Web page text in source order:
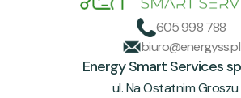
605 998 788
biuro@energyss.pl
Energy Smart Services
ul. Na Ostatnim Groszu